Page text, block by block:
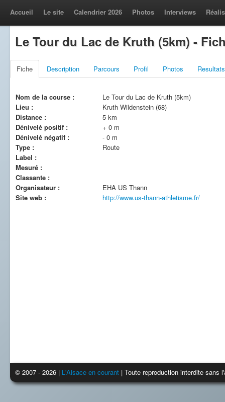
Accueil Le site Calendrier 2026 Photos Interviews
Le Tour du Lac de Kruth (5km) -
Fiche Description Parcours Profil Photos Resultats
Nom de la course :
Le Tour du Lac de Kruth (5km)
Lieu :
Kruth Wildenstein (68)
Distance :
5 km
Dénivelé positif :
+ 0 m
Dénivelé négatif :
- 0 m
Type :
Route
Label :
Mesuré :
Classante :
Organisateur :
EHA US Thann
Site web :
http://www.us-thann-athletisme.fr/
© 2007 - 2026 | L'Alsace en courant | Toute reproduction interdite sans